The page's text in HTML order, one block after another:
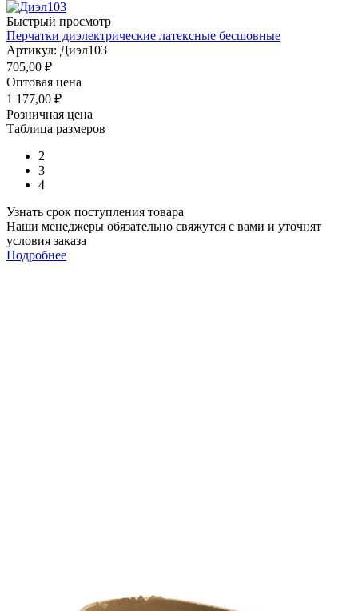
Быстрый просмотр
Перчатки диэлектрические латексные бесшовные
Артикул: Диэл103
705,00 ₽
Оптовая цена
1 177,00 ₽
Розничная цена
Таблица размеров
2
3
4
Узнать срок поступления товара
Наши менеджеры обязательно свяжутся с вами и уточнят
условия заказа
Подробнее